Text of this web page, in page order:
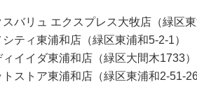
スバリュ エクスプレス大牧店（緑区東
ティ東浦和店（緑区東浦和5-2-1）
ィイイダ東浦和店（緑区大間木1733）
ストア東浦和店（緑区東浦和2-51-26